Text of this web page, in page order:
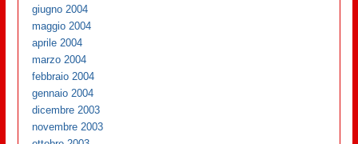
giugno 2004
maggio 2004
aprile 2004
marzo 2004
febbraio 2004
gennaio 2004
dicembre 2003
novembre 2003